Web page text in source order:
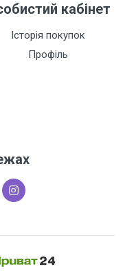
кабінет
Історія покупок
Профіль